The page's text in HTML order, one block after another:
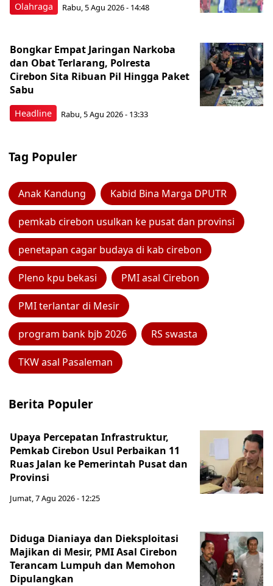
Olahraga Rabu, 5 Agu 2026 - 14:48
Headline
Bongkar Empat Jaringan Narkoba
dan Obat Terlarang, Polresta
Cirebon Sita Ribuan Pil Hingga Paket
Sabu
Rabu, 5 Agu 2026 - 13:33
Tag Populer
Anak Kandung Kabid Bina Marga DPUTR
pemkab cirebon usulkan ke pusat dan provinsi
penetapan cagar budaya di kab cirebon
Pleno kpu bekasi PMI asal Cirebon
PMI terlantar di Mesir
program bank bjb 2026 RS swasta
TKW asal Pasaleman
Berita Populer
Upaya Percepatan Infrastruktur,
Pemkab Cirebon Usul Perbaikan 11
Ruas Jalan ke Pemerintah Pusat dan
Provinsi
Jumat, 7 Agu 2026 - 12:25
Diduga Dianiaya dan Dieksploitasi
Majikan di Mesir, PMI Asal Cirebon
Terancam Lumpuh dan Memohon
Dipulangkan